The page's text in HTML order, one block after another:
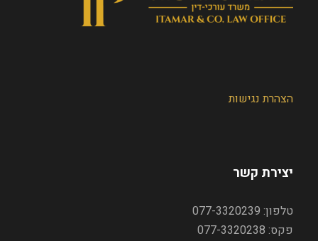
הצהרת נגישות
יצירת קשר
טלפון: 077-3320239
פקס: 077-3320238